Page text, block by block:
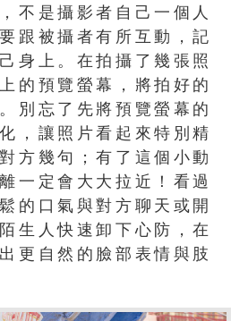
不是攝影者自己一個人
跟被攝者有所互動，記
身上。在拍攝了幾張照
的預覽螢幕，將拍好的
別忘了先將預覽螢幕的
，讓照片看起來特別精
方幾句；有了這個小動
一定會大大拉近！看過
的口氣與對方聊天或開
生人快速卸下心防，在
更自然的臉部表情與肢